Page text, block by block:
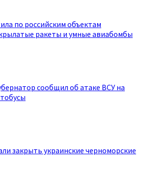
по российским объектам
ракеты и умные авиабомбы
сообщил об атаке ВСУ на
закрыть украинские черноморские